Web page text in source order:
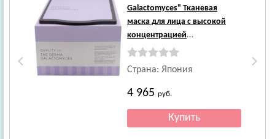
Galactomyces" Тканевая
маска для лица с высокой
концентрацией
галактомисисов против
шт.
Страна: Япония
4 965руб.